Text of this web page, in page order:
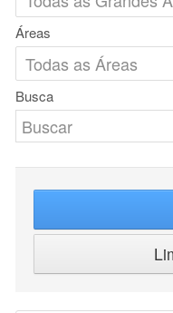
Áreas
Busca